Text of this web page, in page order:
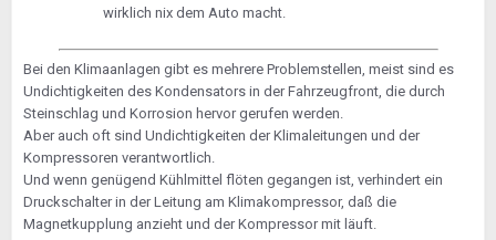
wirklich nix dem Auto macht.
Bei den Klimaanlagen gibt es mehrere Problemstellen, meist sind es
Undichtigkeiten des Kondensators in der Fahrzeugfront, die durch
Steinschlag und Korrosion hervor gerufen werden.
Aber auch oft sind Undichtigkeiten der Klimaleitungen und der
Kompressoren verantwortlich.
Und wenn genügend Kühlmittel flöten gegangen ist, verhindert ein
Druckschalter in der Leitung am Klimakompressor, daß die
Magnetkupplung anzieht und der Kompressor mit läuft.